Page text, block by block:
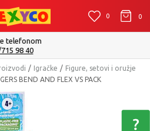
0 0 0
u roku od 2 do 4 radna dana!
Pogledaj više
Igračke
Figure, setovi i oružje
BEND AND FLEX VS PACK